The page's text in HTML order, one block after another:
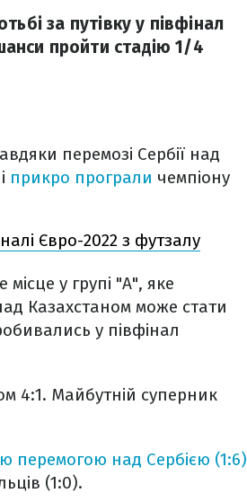
за путівку у півфінал
пройти стадію 1/4
перемозі Сербії над
прикро програли чемпіону
Євро-2022 з футзалу
у групі "А", яке
Казахстаном може стати
у півфінал
4:1. Майбутній суперник
перемогою над Сербією (1:6)
(1:0).